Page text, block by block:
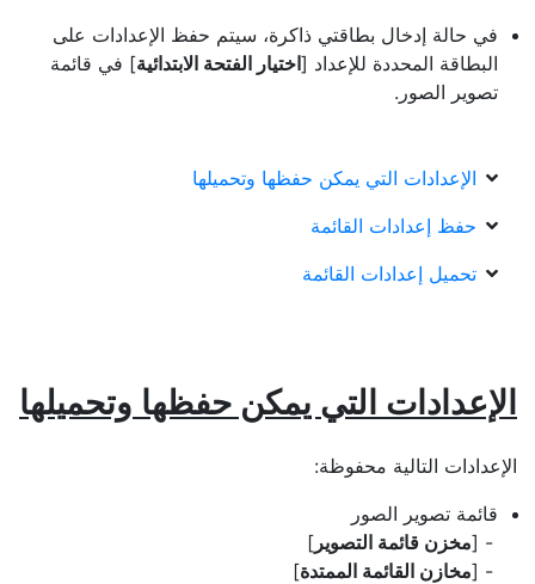
في حالة إدخال بطاقتي ذاكرة، سيتم حفظ الإعدادات على
البطاقة المحددة للإعداد [اختيار الفتحة الابتدائية] في قائمة
تصوير الصور.
الإعدادات التي يمكن حفظها وتحميلها
حفظ إعدادات القائمة
تحميل إعدادات القائمة
الإعدادات التي يمكن حفظها وتحميلها
الإعدادات التالية محفوظة:
قائمة تصوير الصور
[مخزن قائمة التصوير ]
[مخازن القائمة الممتدة]